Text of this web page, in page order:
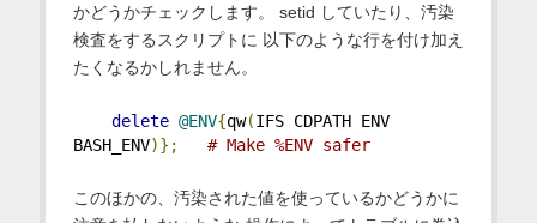
かどうかチェックします。 setid していたり、汚染
検査をするスクリプトに 以下のような行を付け加え
たくなるかしれません。
delete @ENV{qw(IFS CDPATH ENV
BASH_ENV)}; # Make %ENV safer
このほかの、汚染された値を使っているかどうかに